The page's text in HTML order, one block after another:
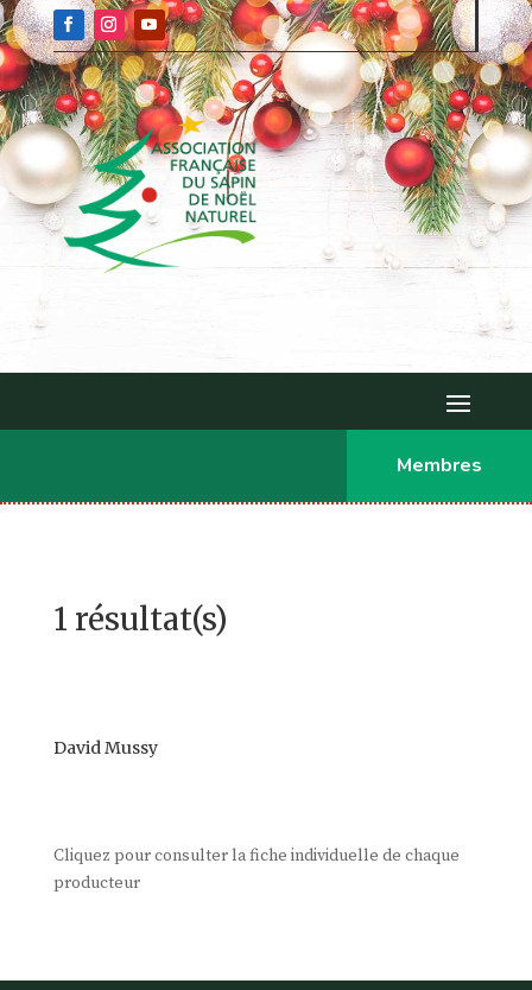
Membres
1 résultat(s)
David Mussy
Cliquez pour consulter la fiche individuelle de chaque
producteur